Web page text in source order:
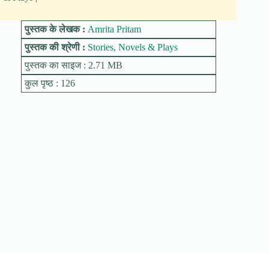
पुस्तक के लेखक : Amrita Pritam
पुस्तक की श्रेणी : Stories, Novels & Plays
पुस्तक का साइज : 2.71 MB
कुल पृष्ठ : 126